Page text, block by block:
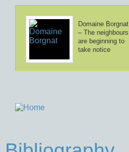
Domaine Borgnat
– The neighbours
are beginning to
take notice